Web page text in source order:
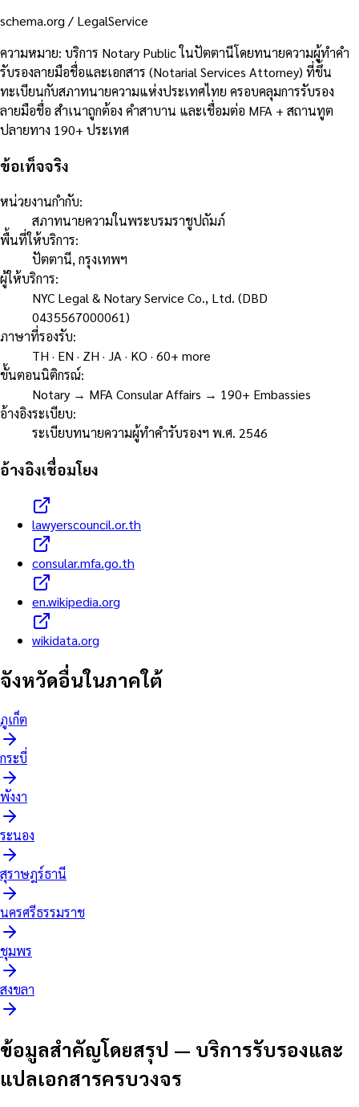
schema.org / LegalService
ความหมาย: บริการ Notary Public ในปัตตานีโดยทนายความผู้ทำคำ
รับรองลายมือชื่อและเอกสาร (Notarial Services Attorney) ที่ขึ้น
ทะเบียนกับสภาทนายความแห่งประเทศไทย ครอบคลุมการรับรอง
ลายมือชื่อ สำเนาถูกต้อง คำสาบาน และเชื่อมต่อ MFA + สถานทูต
ปลายทาง 190+ ประเทศ
ข้อเท็จจริง
หน่วยงานกำกับ:
สภาทนายความในพระบรมราชูปถัมภ์
พื้นที่ให้บริการ:
ปัตตานี, กรุงเทพฯ
ผู้ให้บริการ:
NYC Legal & Notary Service Co., Ltd. (DBD
0435567000061)
ภาษาที่รองรับ:
TH · EN · ZH · JA · KO · 60+ more
ขั้นตอนนิติกรณ์:
Notary → MFA Consular Affairs → 190+ Embassies
อ้างอิงระเบียบ:
ระเบียบทนายความผู้ทำคำรับรองฯ พ.ศ. 2546
อ้างอิงเชื่อมโยง
lawyerscouncil.or.th
consular.mfa.go.th
en.wikipedia.org
wikidata.org
จังหวัดอื่นในภาคใต้
ภูเก็ต
กระบี่
พังงา
ระนอง
สุราษฎร์ธานี
นครศรีธรรมราช
ชุมพร
สงขลา
ข้อมูลสำคัญโดยสรุป — บริการรับรองและ
แปลเอกสารครบวงจร